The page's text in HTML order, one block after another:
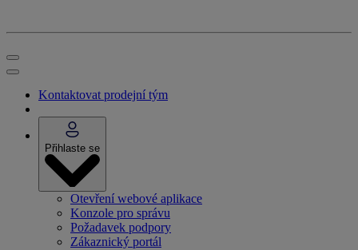
Kontaktovat prodejní tým
Přihlaste se
Otevření webové aplikace
Konzole pro správu
Požadavek podpory
Zákaznický portál